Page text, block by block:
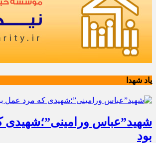
یاد شهدا
شهید”عباس ورامینی”؛شهیدی
بود